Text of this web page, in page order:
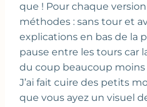
que ! Pour chaque
méthodes : sans tour et
explications en bas de la
pause entre les tours car
du coup beaucoup moins
J’ai fait cuire des petits
que vous ayez un visuel